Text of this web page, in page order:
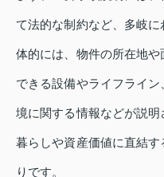
て法的な制約など、多岐
体的には、物件の所在地
できる設備やライフライ
境に関する情報などが説
暮らしや資産価値に直結
りです。